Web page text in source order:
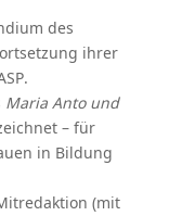
des
ihrer
Maria Anto und
– für
in Bildung
(mit